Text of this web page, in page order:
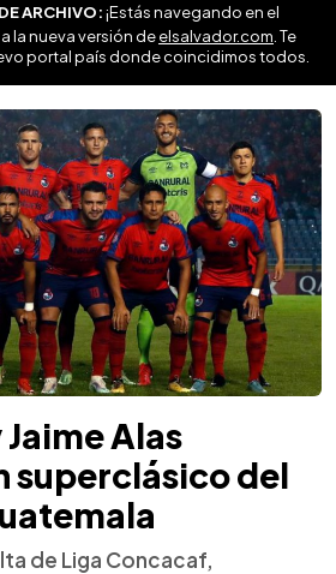
ARCHIVO:¡Estás navegando en el
la nueva versión deelsalvador.com . Te
portal país donde coincidimos todos.
Alas
superclásico del
de Liga Concacaf,